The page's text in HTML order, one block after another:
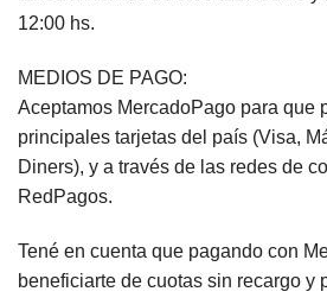
12:00 hs.
MEDIOS DE PAGO:
Aceptamos MercadoPago para que
principales tarjetas del país (Visa,
Diners), y a través de las redes de
RedPagos.
Tené en cuenta que pagando con
beneficiarte de cuotas sin recargo y